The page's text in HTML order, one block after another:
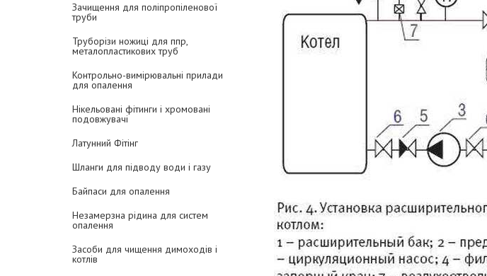
Зачищення для поліпропіленової
труби
Труборізи ножиці для ппр,
металопластикових труб
Контрольно-вимірювальні прилади
для опалення
Нікельовані фітинги і хромовані
подовжувачі
Латунний Фітінг
Шланги для підводу води і газу
Байпаси для опалення
Незамерзна рідина для систем
опалення
Засоби для чищення димоходів і
котлів